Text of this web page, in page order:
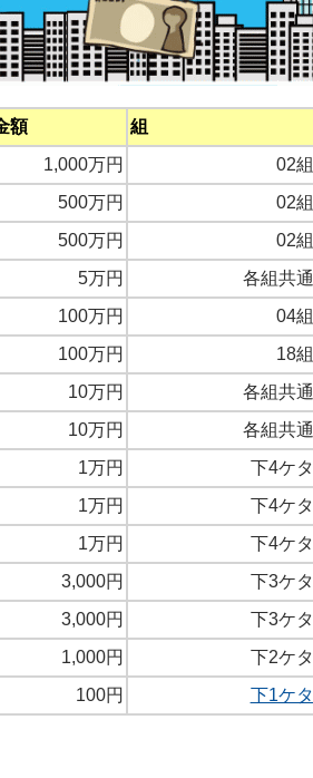
額 組
1,000万円
02組
500万円
02組
500万円
02組
5万円
各組共通
100万円
04組
100万円
18組
10万円
各組共通
10万円
各組共通
1万円
下4ケタ
1万円
下4ケタ
1万円
下4ケタ
3,000円
下3ケタ
3,000円
下3ケタ
1,000円
下2ケタ
100円
下1ケタ